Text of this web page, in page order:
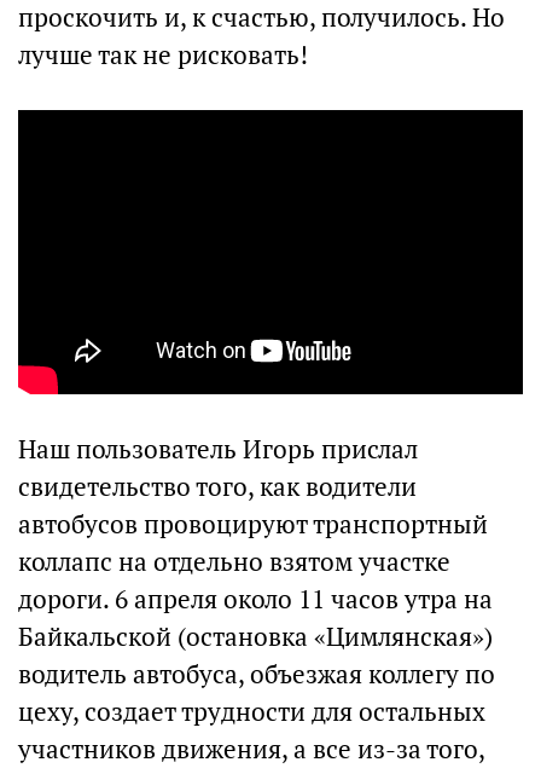
проскочить и, к счастью, получилось. Но
лучше так не рисковать!
Наш пользователь Игорь прислал
свидетельство того, как водители
автобусов провоцируют транспортный
коллапс на отдельно взятом участке
дороги. 6 апреля около 11 часов утра на
Байкальской (остановка «Цимлянская»)
водитель автобуса, объезжая коллегу по
цеху, создает трудности для остальных
участников движения, а все из-за того,